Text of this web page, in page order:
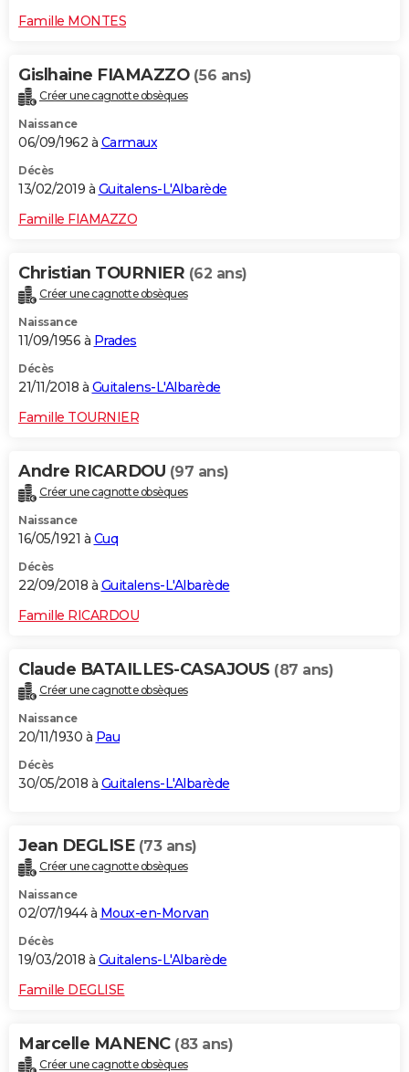
Famille MONTES
Gislhaine FIAMAZZO (56 ans)
Créer une cagnotte obsèques
Naissance
06/09/1962 à Carmaux
Décès
13/02/2019 à Guitalens-L'Albarède
Famille FIAMAZZO
Christian TOURNIER (62 ans)
Créer une cagnotte obsèques
Naissance
11/09/1956 à Prades
Décès
21/11/2018 à Guitalens-L'Albarède
Famille TOURNIER
Andre RICARDOU (97 ans)
Créer une cagnotte obsèques
Naissance
16/05/1921 à Cuq
Décès
22/09/2018 à Guitalens-L'Albarède
Famille RICARDOU
Claude BATAILLES-CASAJOUS (87 ans)
Créer une cagnotte obsèques
Naissance
20/11/1930 à Pau
Décès
30/05/2018 à Guitalens-L'Albarède
Jean DEGLISE (73 ans)
Créer une cagnotte obsèques
Naissance
02/07/1944 à Moux-en-Morvan
Décès
19/03/2018 à Guitalens-L'Albarède
Famille DEGLISE
Marcelle MANENC (83 ans)
Créer une cagnotte obsèques